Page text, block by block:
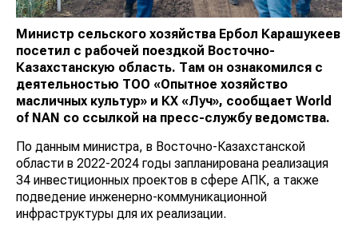
Министр сельского хозяйства Ербол Карашукеев
посетил с рабочей поездкой Восточно-
Казахстанскую область. Там он ознакомился с
деятельностью ТОО «Опытное хозяйство
масличных культур» и КХ «Луч», сообщает World
of NAN со ссылкой на пресс-службу ведомства.
По данным министра, в Восточно-Казахстанской
области в 2022-2024 годы запланирована реализация
34 инвестиционных проектов в сфере АПК, а также
подведение инженерно-коммуникационной
инфраструктуры для их реализации.